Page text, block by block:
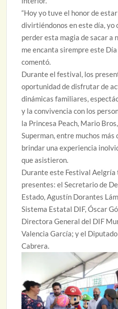
“Hoy yo tuve el honor de
divirtiéndonos en este día, yo
perder esta magia de sacar a
me encanta sirempre este
comentó.
Durante el festival, los
oportunidad de disfrutar de
dinámicas familiares,
y la convivencia con los
la Princesa Peach, Mario
Superman, entre muchos más
brindar una experiencia
que asistieron.
Durante este Festival
presentes: el Secretario de
Estado, Agustín Dorantes
Sistema Estatal DIF, Óscar
Directora General del DIF
Valencia García; y el
Cabrera.